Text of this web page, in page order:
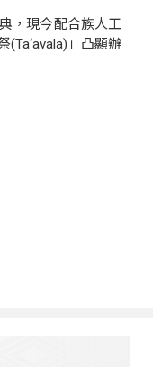
，現今配合族人工
(Ta‘avala)」凸顯辦